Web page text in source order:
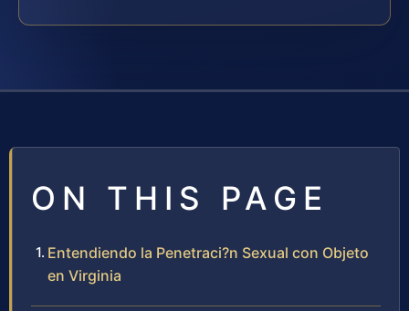
ON THIS PAGE
Entendiendo la Penetraci?n Sexual con Objeto
en Virginia